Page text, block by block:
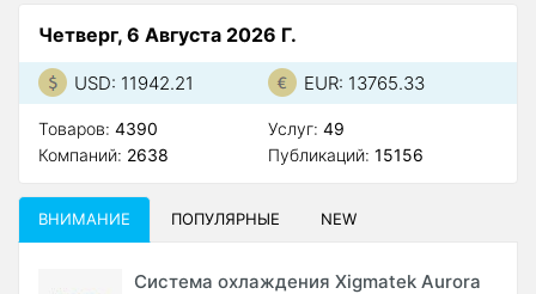
Четверг, 6 Августа 2026 Г.
USD: 11942.21 EUR: 13765.33
Товаров: 4390
Компаний: 2638
Услуг: 49
Публикаций: 15156
ВНИМАНИЕ ПОПУЛЯРНЫЕ NEW
Система охлаждения Xigmatek Aurora